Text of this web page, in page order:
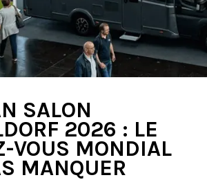
SALON
2026 : LE
VOUS MONDIAL
MANQUER